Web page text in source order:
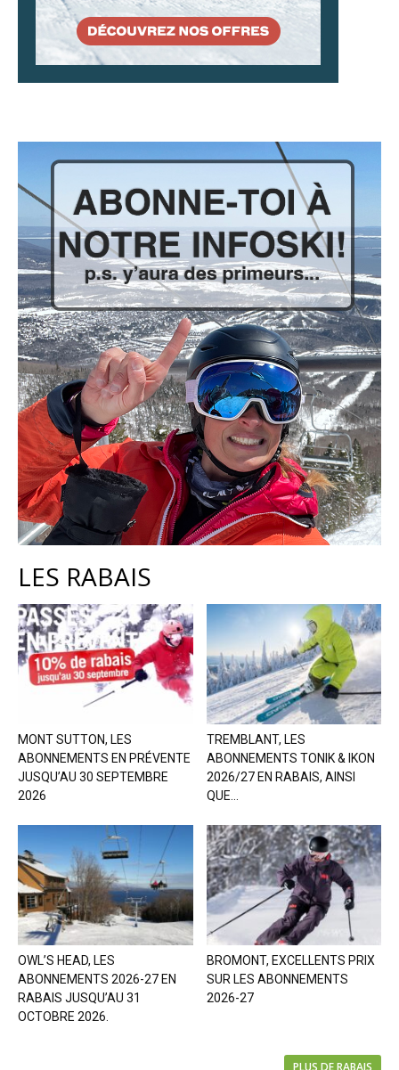
LES RABAIS
MONT SUTTON, LES
ABONNEMENTS EN PRÉVENTE
JUSQU’AU 30 SEPTEMBRE
2026
TREMBLANT, LES
ABONNEMENTS TONIK & IKON
2026/27 EN RABAIS, AINSI
QUE...
OWL’S HEAD, LES
ABONNEMENTS 2026-27 EN
RABAIS JUSQU’AU 31
OCTOBRE 2026.
BROMONT, EXCELLENTS PRIX
SUR LES ABONNEMENTS
2026-27